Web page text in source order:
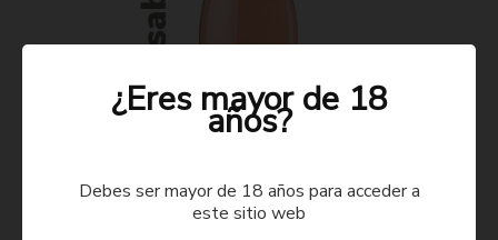
¿Eres mayor de 18
años?
Debes ser mayor de 18 años para acceder a
este sitio web